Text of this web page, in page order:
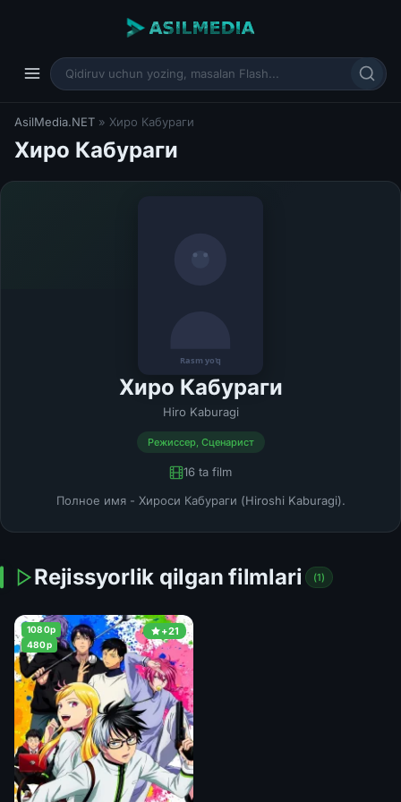
AsilMedia.NET » Хиро Кабураги
Хиро Кабураги
Хиро Кабураги
Hiro Kaburagi
Режиссер, Сценарист
16 ta film
Полное имя - Хироси Кабураги (Hiroshi Kaburagi).
Rejissyorlik qilgan filmlari (1)
+21
1080p
480p